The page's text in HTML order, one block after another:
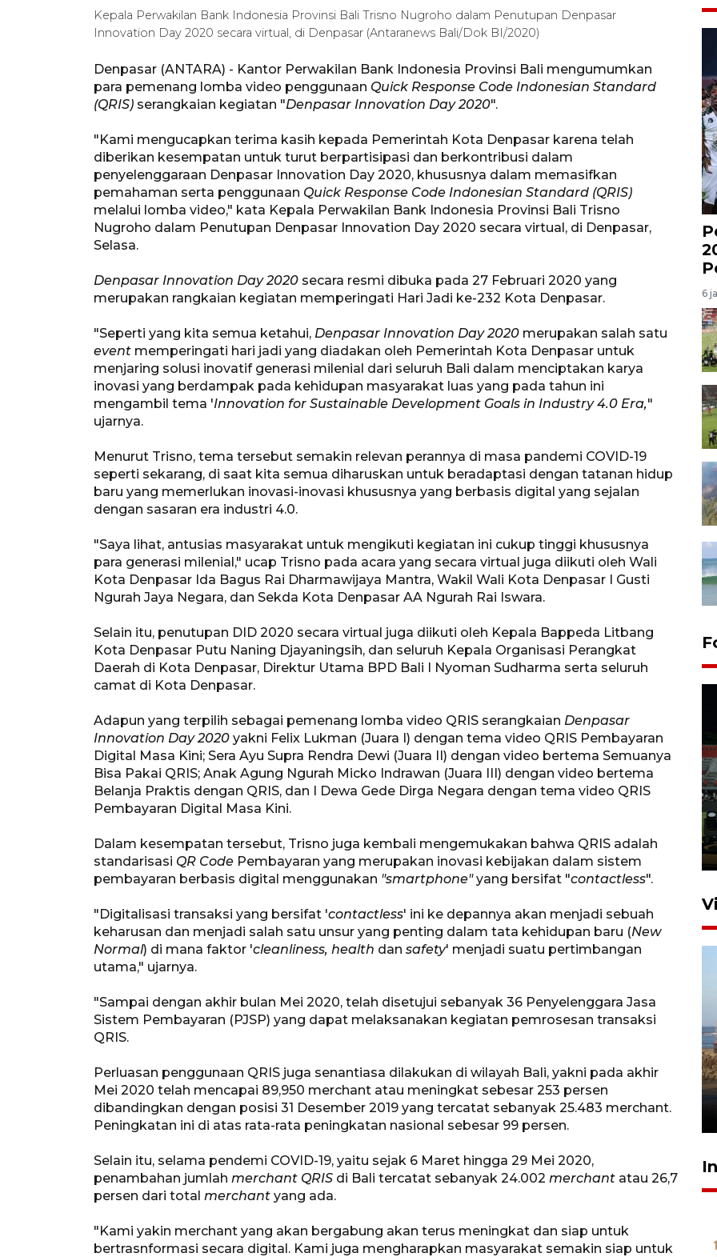
Kepala Perwakilan Bank Indonesia Provinsi Bali Trisno Nugroho dalam Penutupan Denpasar
Innovation Day 2020 secara virtual, di Denpasar (Antaranews Bali/Dok BI/2020)
Denpasar (ANTARA) - Kantor Perwakilan Bank Indonesia Provinsi Bali mengumumkan
para pemenang lomba video penggunaan Quick Response Code Indonesian Standard
(QRIS) serangkaian kegiatan "Denpasar Innovation Day 2020".
"Kami mengucapkan terima kasih kepada Pemerintah Kota Denpasar karena telah
diberikan kesempatan untuk turut berpartisipasi dan berkontribusi dalam
penyelenggaraan Denpasar Innovation Day 2020, khususnya dalam memasifkan
pemahaman serta penggunaan Quick Response Code Indonesian Standard (QRIS)
melalui lomba video," kata Kepala Perwakilan Bank Indonesia Provinsi Bali Trisno
Nugroho dalam Penutupan Denpasar Innovation Day 2020 secara virtual, di Denpasar,
Selasa.
Denpasar Innovation Day 2020 secara resmi dibuka pada 27 Februari 2020 yang
merupakan rangkaian kegiatan memperingati Hari Jadi ke-232 Kota Denpasar.
"Seperti yang kita semua ketahui, Denpasar Innovation Day 2020 merupakan salah satu
event memperingati hari jadi yang diadakan oleh Pemerintah Kota Denpasar untuk
menjaring solusi inovatif generasi milenial dari seluruh Bali dalam menciptakan karya
inovasi yang berdampak pada kehidupan masyarakat luas yang pada tahun ini
mengambil tema 'Innovation for Sustainable Development Goals in Industry 4.0 Era,"
ujarnya.
Menurut Trisno, tema tersebut semakin relevan perannya di masa pandemi COVID-19
seperti sekarang, di saat kita semua diharuskan untuk beradaptasi dengan tatanan hidup
baru yang memerlukan inovasi-inovasi khususnya yang berbasis digital yang sejalan
dengan sasaran era industri 4.0.
"Saya lihat, antusias masyarakat untuk mengikuti kegiatan ini cukup tinggi khususnya
para generasi milenial," ucap Trisno pada acara yang secara virtual juga diikuti oleh Wali
Kota Denpasar Ida Bagus Rai Dharmawijaya Mantra, Wakil Wali Kota Denpasar I Gusti
Ngurah Jaya Negara, dan Sekda Kota Denpasar AA Ngurah Rai Iswara.
Selain itu, penutupan DID 2020 secara virtual juga diikuti oleh Kepala Bappeda Litbang
Kota Denpasar Putu Naning Djayaningsih, dan seluruh Kepala Organisasi Perangkat
Daerah di Kota Denpasar, Direktur Utama BPD Bali I Nyoman Sudharma serta seluruh
camat di Kota Denpasar.
Adapun yang terpilih sebagai pemenang lomba video QRIS serangkaian Denpasar
Innovation Day 2020 yakni Felix Lukman (Juara I) dengan tema video QRIS Pembayaran
Digital Masa Kini; Sera Ayu Supra Rendra Dewi (Juara II) dengan video bertema Semuanya
Bisa Pakai QRIS; Anak Agung Ngurah Micko Indrawan (Juara III) dengan video bertema
Belanja Praktis dengan QRIS, dan I Dewa Gede Dirga Negara dengan tema video QRIS
Pembayaran Digital Masa Kini.
Dalam kesempatan tersebut, Trisno juga kembali mengemukakan bahwa QRIS adalah
standarisasi QR Code Pembayaran yang merupakan inovasi kebijakan dalam sistem
pembayaran berbasis digital menggunakan "smartphone"yang bersifat "contactless".
"Digitalisasi transaksi yang bersifat 'contactless' ini ke depannya akan menjadi sebuah
keharusan dan menjadi salah satu unsur yang penting dalam tata kehidupan baru (New
Normal) di mana faktor 'cleanliness, health dan safety' menjadi suatu pertimbangan
utama," ujarnya.
"Sampai dengan akhir bulan Mei 2020, telah disetujui sebanyak 36 Penyelenggara Jasa
Sistem Pembayaran (PJSP) yang dapat melaksanakan kegiatan pemrosesan transaksi
QRIS.
Perluasan penggunaan QRIS juga senantiasa dilakukan di wilayah Bali, yakni pada akhir
Mei 2020 telah mencapai 89,950 merchant atau meningkat sebesar 253 persen
dibandingkan dengan posisi 31 Desember 2019 yang tercatat sebanyak 25.483 merchant.
Peningkatan ini di atas rata-rata peningkatan nasional sebesar 99 persen.
Selain itu, selama pendemi COVID-19, yaitu sejak 6 Maret hingga 29 Mei 2020,
penambahan jumlah merchant QRIS di Bali tercatat sebanyak 24.002 merchant atau 26,7
persen dari total merchant yang ada.
"Kami yakin merchant yang akan bergabung akan terus meningkat dan siap untuk
bertrasnformasi secara digital. Kami juga mengharapkan masyarakat semakin siap untuk
6
Tiga matra TNI unjuk
kemampuan tempur Perisai
5 Agustus 2026 16:28
Bali tanam ribuan bibit
mangrove
26 Juli 2026 21:18